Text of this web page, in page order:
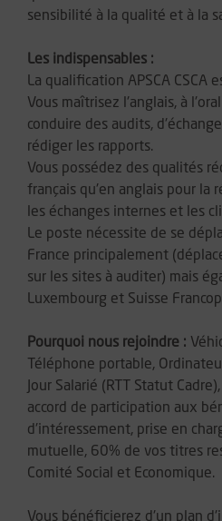
sensibilité à la qualité et à la
Les indispensables :
La qualification APSCA CSCA
Vous maîtrisez l'anglais, à
conduire des audits,
rédiger les rapports.
Vous possédez des qualités
français qu'en anglais pour la
les échanges internes et les
Le poste nécessite de se
France principalement
sur les sites à auditer) mais
Luxembourg et Suisse
Pourquoi nous rejoindre :
Téléphone portable,
Jour Salarié (RTT Statut
accord de participation aux
d'intéressement, prise en
mutuelle, 60% de vos titres
Comité Social et Economique.
Vous bénéficierez d'un plan